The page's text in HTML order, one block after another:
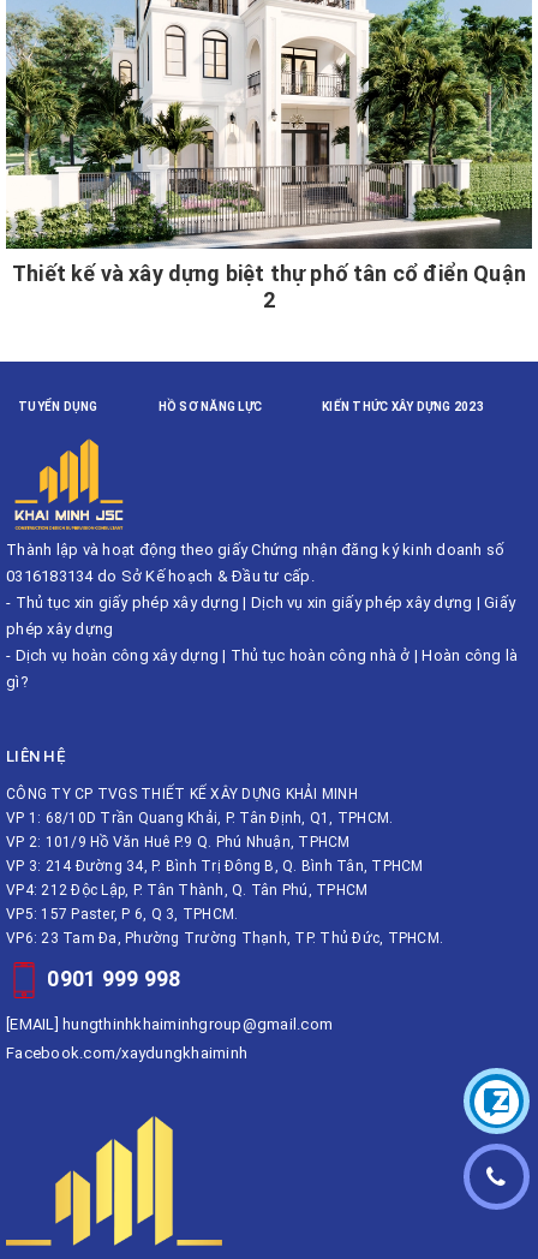
Thiết kế và xây dựng biệt thự phố tân cổ điển Quận
2
TUYỂN DỤNG HỒ SƠ NĂNG LỰC KIẾN THỨC XÂY DỰNG 2023
Thành lập và hoạt động theo giấy Chứng nhận đăng ký kinh doanh số
0316183134 do Sở Kế hoạch & Đầu tư cấp.
- Thủ tục xin giấy phép xây dựng | Dịch vụ xin giấy phép xây dựng | Giấy
phép xây dựng
- Dịch vụ hoàn công xây dựng | Thủ tục hoàn công nhà ở |Hoàn công là
gì?
LIÊN HỆ
CÔNG TY CP TVGS THIẾT KẾ XÂY DỰNG KHẢI MINH
VP 1: 68/10D Trần Quang Khải, P. Tân Định, Q1, TPHCM.
VP 2: 101/9 Hồ Văn Huê P.9 Q. Phú Nhuận, TPHCM
VP 3: 214 Đường 34, P. Bình Trị Đông B, Q. Bình Tân, TPHCM
VP4: 212 Độc Lập, P. Tân Thành, Q. Tân Phú, TPHCM
VP5: 157 Paster, P 6, Q 3, TPHCM.
VP6: 23 Tam Đa, Phường Trường Thạnh, TP. Thủ Đức, TPHCM.
0901 999 998
[EMAIL] hungthinhkhaiminhgroup@gmail.com
Facebook.com/xaydungkhaiminh